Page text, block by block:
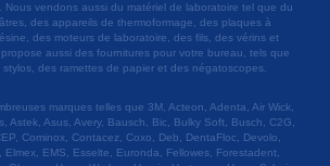
Nous vendons aussi du matériel de laboratoire tel que du
des appareils de thermoformage, des plaques à
des moteurs de laboratoire, des fils, des vérins et
aussi des fournitures pour votre bureau, tels que
des ramettes de papier et des négatoscopes.
marques telles que 3M, Acteon, Adenta, Air Wick,
Astek, Asus, Avery, Bausch, Bic, Bulky Soft, Busch, C2G,
Cominox, Contacez, Coxo, Deb, DentaFloc, Devolo,
Elmex, EMS, Esselte, Euronda, Fellowes, Forestadent,